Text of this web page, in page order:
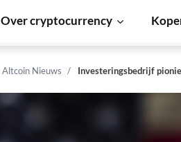
Over cryptocurrency
Altcoin Nieuws Investeringsbedrijf